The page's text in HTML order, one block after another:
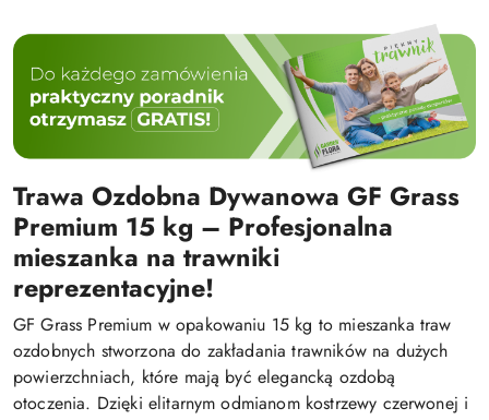
Trawa Ozdobna Dywanowa GF Grass
Premium 15 kg – Profesjonalna
mieszanka na trawniki
reprezentacyjne!
GF Grass Premium w opakowaniu 15 kg to mieszanka traw
ozdobnych stworzona do zakładania trawników na dużych
powierzchniach, które mają być elegancką ozdobą
otoczenia. Dzięki elitarnym odmianom kostrzewy czerwonej i